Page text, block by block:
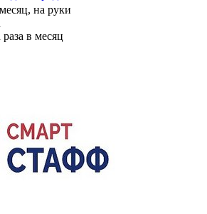
на руки
в месяц